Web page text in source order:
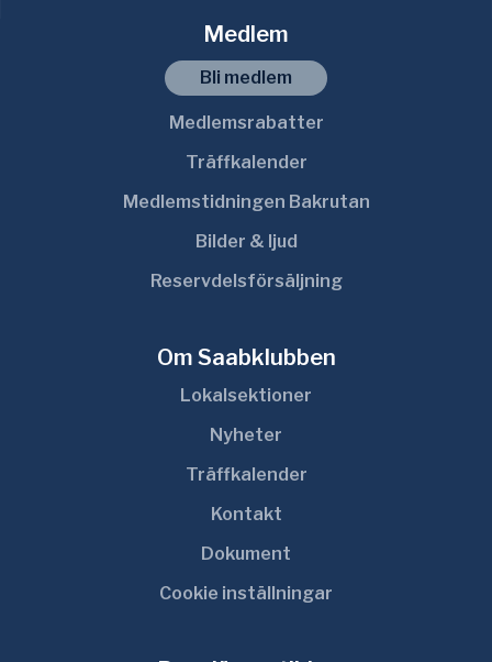
Medlem
Bli medlem
Medlemsrabatter
Träffkalender
Medlemstidningen Bakrutan
Bilder & ljud
Reservdelsförsäljning
Om Saabklubben
Lokalsektioner
Nyheter
Träffkalender
Kontakt
Dokument
Cookie inställningar